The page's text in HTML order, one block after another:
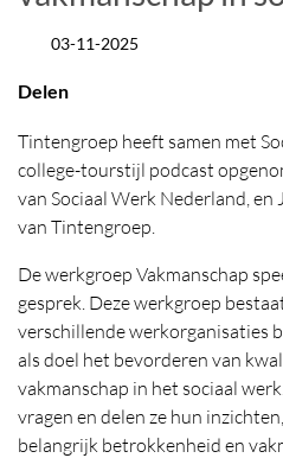
Datum
03-11-2025
Delen
Tintengroep heeft samen met
college-tourstijl podcast
van Sociaal Werk Nederland,
van Tintengroep.
De werkgroep Vakmanschap
gesprek. Deze werkgroep
verschillende werkorganisaties
als doel het bevorderen van
vakmanschap in het sociaal
vragen en delen ze hun
belangrijk betrokkenheid en